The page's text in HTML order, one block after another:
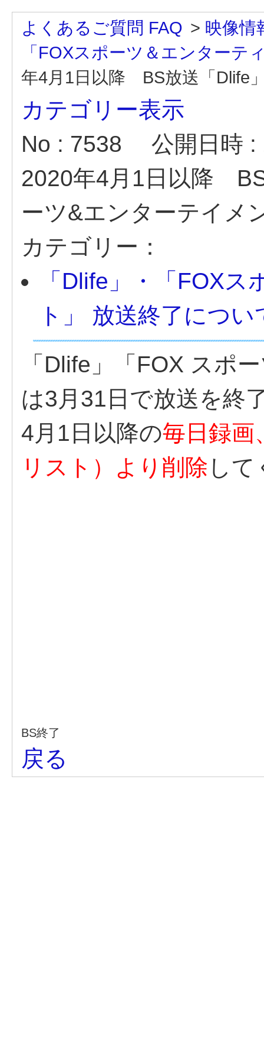
よくあるご質問 FAQ > 映像情
「FOXスポーツ＆エンターテ
年4月1日以降 BS放送「Dlife
カテゴリー表示
No : 7538
公開日時
2020年4月1日以降
ーツ&エンターテイメ
カテゴリー：
「Dlife」・「FOX
ト」 放送終了につい
「Dlife」「FOX スポ
は3月31日で放送を終
4月1日以降の毎日録画
リスト）より削除 して
BS終了
戻る